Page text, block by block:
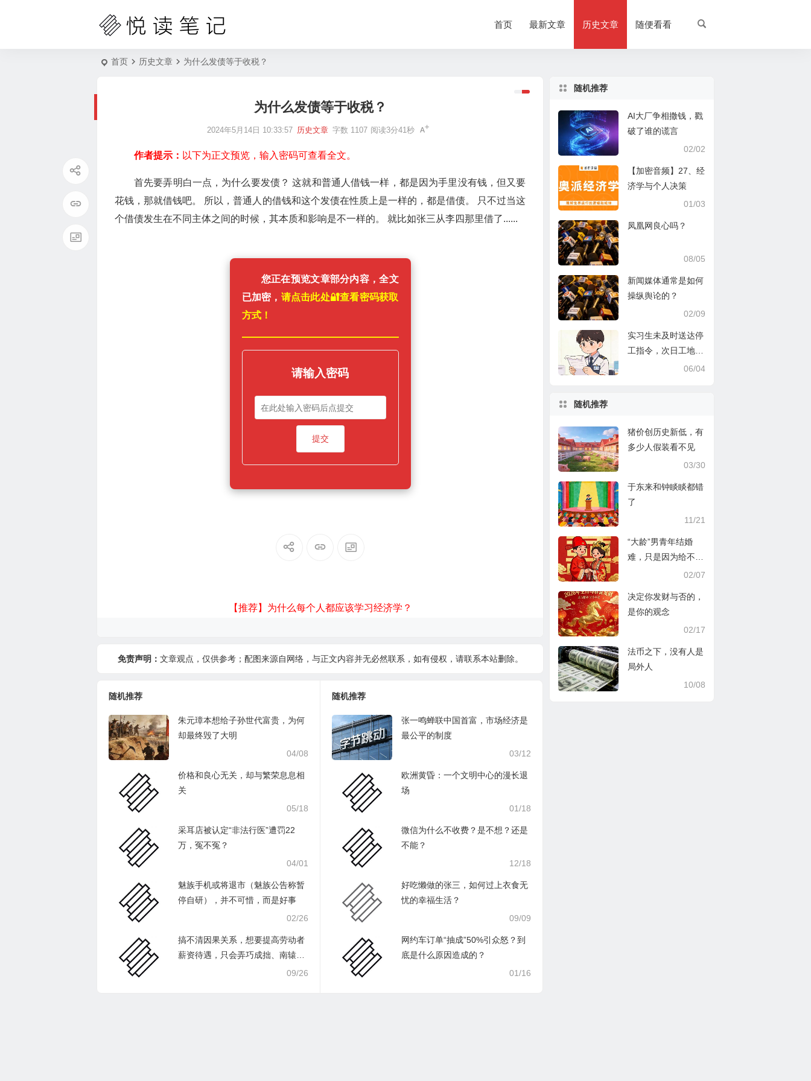
首页 最新文章 历史文章 随便看看
首页 历史文章 为什么发债等于收税？
为什么发债等于收税？
2024年5月14日 10:33:57 历史文章 字数 1107 阅读3分41秒
作者提示： 以下为正文预览，输入密码可查看全文。
首先要弄明白一点，为什么要发债？ 这就和普通人借钱一样，都是因为手里没有钱，但又要
花钱，那就借钱吧。 所以，普通人的借钱和这个发债在性质上是一样的，都是借债。 只不过当这
个借债发生在不同主体之间的时候，其本质和影响是不一样的。 就比如张三从李四那里借了......
您正在预览文章部分内容，全文
已加密， 请点击此处🔐️查看密码获取
方式！
请输入密码
【推荐】为什么每个人都应该学习经济学？
免责声明： 文章观点，仅供参考；配图来源自网络，与正文内容并无必然联系，如有侵权，请联系本站删除。
随机推荐
朱元璋本想给子孙世代富贵，为何
却最终毁了大明
04/08
价格和良心无关，却与繁荣息息相
关
05/18
采耳店被认定“非法行医”遭罚22
万，冤不冤？
04/01
魅族手机或将退市（魅族公告称暂
停自研），并不可惜，而是好事
02/26
搞不清因果关系，想要提高劳动者
薪资待遇，只会弄巧成拙、南辕北
09/26
随机推荐
张一鸣蝉联中国首富，市场经济是
最公平的制度
03/12
欧洲黄昏：一个文明中心的漫长退
场
01/18
微信为什么不收费？是不想？还是
不能？
12/18
好吃懒做的张三，如何过上衣食无
忧的幸福生活？
09/09
网约车订单“抽成”50%引众怒？到
底是什么原因造成的？
01/16
随机推荐
AI大厂争相撒钱，戳
破了谁的谎言
02/02
【加密音频】27、经
济学与个人决策
01/03
凤凰网良心吗？
08/05
新闻媒体通常是如何
操纵舆论的？
02/09
实习生未及时送达停
工指令，次日工地发
生事故被追责，实习
06/04
随机推荐
猪价创历史新低，有
多少人假装看不见
03/30
于东来和钟睒睒都错
了
11/21
“大龄”男青年结婚
难，只是因为给不起
02/07
决定你发财与否的，
是你的观念
02/17
法币之下，没有人是
局外人
10/08